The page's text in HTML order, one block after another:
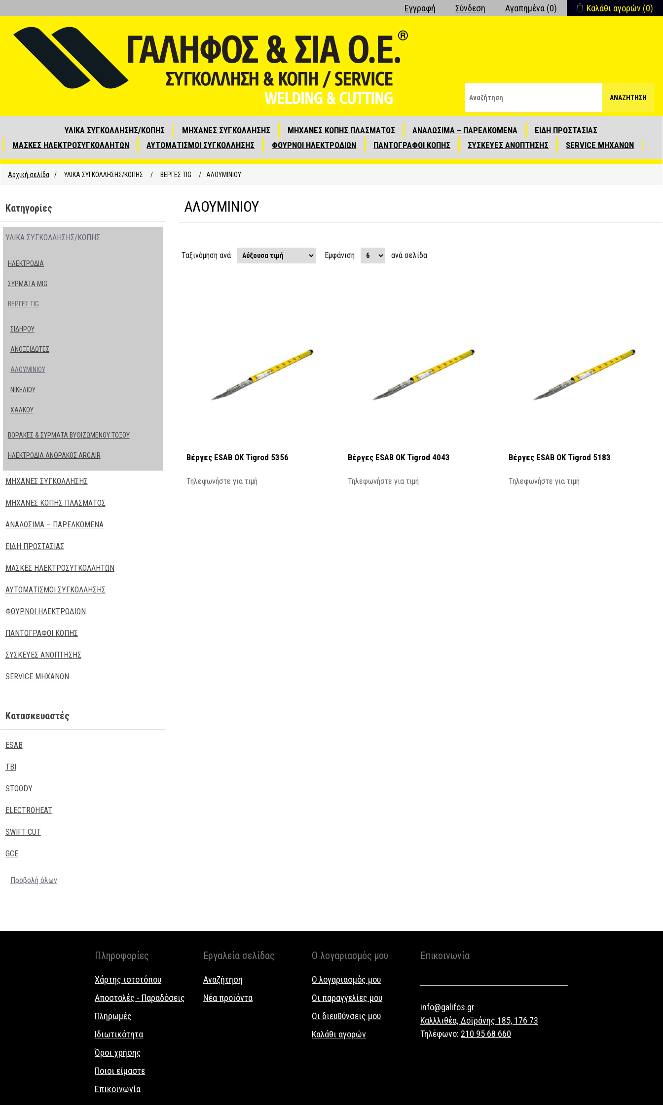
Εγγραφή Σύνδεση Αγαπημένα (0) Καλάθι αγορών (0)
ΑΝΑΖΉΤΗΣΗ
ΥΛΙΚΑ ΣΥΓΚΟΛΛΗΣΗΣ/ΚΟΠΗΣ ΜΗΧΑΝΕΣ ΣΥΓΚΟΛΛΗΣΗΣ ΜΗΧΑΝΕΣ ΚΟΠΗΣ ΠΛΑΣΜΑΤΟΣ ΑΝΑΛΩΣΙΜΑ – ΠΑΡΕΛΚΟΜΕΝΑ
ΕΙΔΗ ΠΡΟΣΤΑΣΙΑΣ
ΜΑΣΚΕΣ ΗΛΕΚΤΡΟΣΥΓΚΟΛΛΗΤΩΝ
ΑΥΤΟΜΑΤΙΣΜΟΙ ΣΥΓΚΟΛΛΗΣΗΣ ΦΟΥΡΝΟΙ ΗΛΕΚΤΡΟΔΙΩΝ ΠΑΝΤΟΓΡΑΦΟΙ ΚΟΠΗΣ ΣΥΣΚΕΥΕΣ ΑΝΟΠΤΗΣΗΣ SERVICE ΜΗΧΑΝΩΝ
Αρχική σελίδα / ΥΛΙΚΑ ΣΥΓΚΟΛΛΗΣΗΣ/ΚΟΠΗΣ / ΒΕΡΓΕΣ ΤΙG / ΑΛΟΥΜΙΝΙΟΥ
Κατηγορίες
ΥΛΙΚΑ ΣΥΓΚΟΛΛΗΣΗΣ/ΚΟΠΗΣ
ΗΛΕΚΤΡΟΔΙΑ
ΣΥΡΜΑΤΑ ΜΙG
ΒΕΡΓΕΣ ΤΙG
ΣΙΔΗΡΟΥ
ΑΝΟΞΕΙΔΩΤΕΣ
ΑΛΟΥΜΙΝΙΟΥ
ΝΙΚΕΛΙΟΥ
ΧΑΛΚΟΥ
ΒΟΡΑΚΕΣ & ΣΥΡΜΑΤΑ ΒΥΘΙΖΩΜΕΝΟΥ ΤΟΞΟΥ
ΗΛΕΚΤΡΟΔΙΑ ΑΝΘΡΑΚΟΣ ARCAIR
ΜΗΧΑΝΕΣ ΣΥΓΚΟΛΛΗΣΗΣ
ΜΗΧΑΝΕΣ ΚΟΠΗΣ ΠΛΑΣΜΑΤΟΣ
ΑΝΑΛΩΣΙΜΑ – ΠΑΡΕΛΚΟΜΕΝΑ
ΕΙΔΗ ΠΡΟΣΤΑΣΙΑΣ
ΜΑΣΚΕΣ ΗΛΕΚΤΡΟΣΥΓΚΟΛΛΗΤΩΝ
ΑΥΤΟΜΑΤΙΣΜΟΙ ΣΥΓΚΟΛΛΗΣΗΣ
ΦΟΥΡΝΟΙ ΗΛΕΚΤΡΟΔΙΩΝ
ΠΑΝΤΟΓΡΑΦΟΙ ΚΟΠΗΣ
ΣΥΣΚΕΥΕΣ ΑΝΟΠΤΗΣΗΣ
SERVICE ΜΗΧΑΝΩΝ
Κατασκευαστές
ESAB
TBI
STOODY
ELECTROHEAT
SWIFT-CUT
GCE
Προβολή όλων
ΑΛΟΥΜΙΝΙΟΥ
Ταξινόμηση ανά Εμφάνιση ανά σελίδα
Βέργες ESAB OK Tigrod 5356
Τηλεφωνήστε για τιμή
Βέργες ESAB OK Tigrod 4043
Τηλεφωνήστε για τιμή
Βέργες ESAB OK Tigrod 5183
Τηλεφωνήστε για τιμή
Πληροφορίες
Χάρτης ιστοτόπου
Αποστολές - Παραδόσεις
Πληρωμές
Ιδιωτικότητα
Όροι χρήσης
Ποιοι είμαστε
Επικοινωνία
Εργαλεία σελίδας
Αναζήτηση
Νέα προϊόντα
Ο λογαριασμός μου
Ο λογαριασμός μου
Οι παραγγελίες μου
Οι διευθύνσεις μου
Καλάθι αγορών
Επικοινωνία
info@galifos.gr
Καλλλιθέα, Δοϊράνης 185, 176 73
Τηλέφωνο: 210 95 68 660